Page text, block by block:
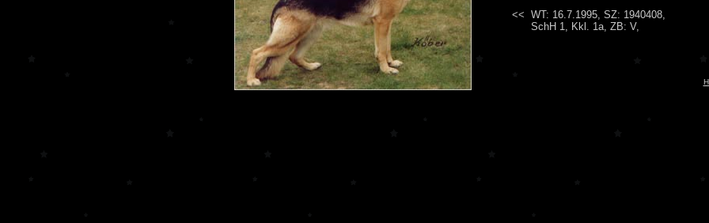
<< WT: 16.7.1995, SZ: 1940408,
SchH 1, Kkl. 1a, ZB: V,